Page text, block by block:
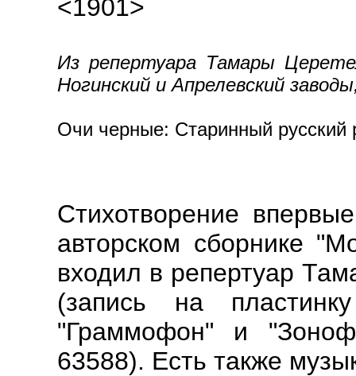
<1901>
Из репертуара Тамары
Ногинский и Апрелевский
Очи черные: Старинный
Стихотворение
авторском сборнике
входил в репертуар
(запись на
"Граммофон" и
63588). Есть также